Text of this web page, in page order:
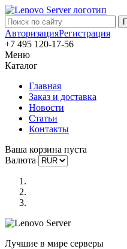
АвторизацияРегистрация
+7 495 120-17-56
Меню
Каталог
Главная
Заказ и доставка
Новости
Статьи
Контакты
Ваша корзина пуста
Валюта
Лучшие в мире серверы